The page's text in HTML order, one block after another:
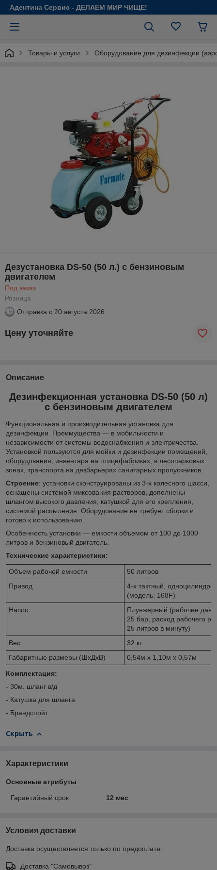
Адентина Сервис - ДЕЛАЕМ МИР ЧИЩЕ!
Товары и услуги Оборудование для дезинфекции
Дезустановка DS-50 (50 л.) c бензиновым
двигателем
Под заказ
Розница
Отправка с 20 августа 2026
Цену уточняйте
Описание
Дезинфекционная установка DS-50 (50 л)
c бензиновым двигателем
Функциональная и производительная установка для
дезинфекции. Преимущества — в мобильности и
независимости от системы водоснабжения и электричества.
Установкой пользуются для мойки и дезинфекции помещений,
оборудования, инвентаря на птицефабриках, в лесопарковых
зонах, транспорта на дезбарьерах санитарных пропускников.
Строение: установки сконструированы из 3-х колесного шасси,
оснащены системой миксования растворов, дополнены
шлангом высокого давления, катушкой для его крепления,
системой распыления. Оборудование не требует сборки и
готово к использованию.
Особенность установки — емкости объемом от 100 до 1000
литров и бензиновый двигатель.
Технические характеристики:
Объем рабочей емкости
50 литров
Привод
4-х тактный,
(модель: 168F)
Насос
Плунжерный (рабочее
25 бар, расход рабочего
25 литров в минуту)
Вес
32 кг
Габаритные размеры (ШхДхВ)
0,54м х 1,10м х 0,57м
Комплектация:
- 30м. шланг в/д
- Катушка для шланга
- Брандспойт
Скрыть
Характеристики
Основные атрибуты
Гарантийный срок 12 мес
Условия доставки
Доставка осуществляется только по предоплате.
Доставка "Самовывоз"